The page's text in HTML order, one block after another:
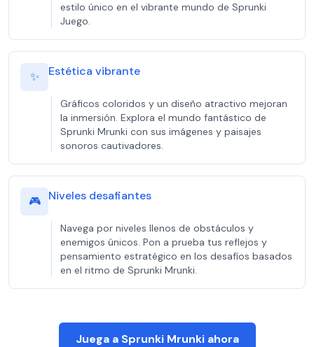
estilo único en el vibrante mundo de Sprunki
Juego.
✨ Estética vibrante
Gráficos coloridos y un diseño atractivo mejoran
la inmersión. Explora el mundo fantástico de
Sprunki Mrunki con sus imágenes y paisajes
sonoros cautivadores.
🎮 Niveles desafiantes
Navega por niveles llenos de obstáculos y
enemigos únicos. Pon a prueba tus reflejos y
pensamiento estratégico en los desafíos basados
en el ritmo de Sprunki Mrunki.
Juega a Sprunki Mrunki ahora